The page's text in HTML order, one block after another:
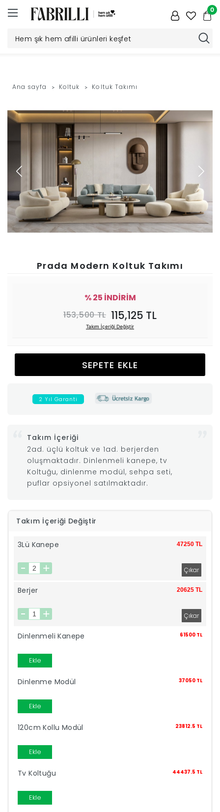
0
Paketi
Yatak
Tv
Ünitesi
Koltuk
İdaş
Ürünler
Afilli
İndirimleri
Outlet
Afilli
Merkezi
0549
740
5500
Sipariş
Ana sayfa Koltuk Koltuk Takımı
Prada Modern Koltuk Takımı
% 25 İNDİRİM
153,500 TL 115,125 TL
Takım İçeriği Değiştir
SEPETE EKLE
2 Yıl Garanti
Takım İçeriği
2ad. üçlü koltuk ve 1ad. berjerden
oluşmaktadır. Dinlenmeli kanepe, tv
Koltuğu, dinlenme modül, sehpa seti,
puflar opsiyonel satılmaktadır.
Takım İçeriği Değiştir
3Lü Kanepe 47250 TL
Berjer 20625 TL
Dinlenmeli Kanepe 61500 TL
Ekle
Dinlenme Modül 37050 TL
Ekle
120cm Kollu Modül 23812.5 TL
Ekle
Tv Koltuğu 44437.5 TL
Ekle